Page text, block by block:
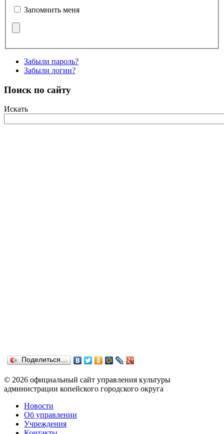
Запомнить меня
Забыли пароль?
Забыли логин?
Поиск по сайту
Искать
Поделиться…
© 2026 официальный сайт управления культуры
администрации копейского городского округа
Новости
Об управлении
Учреждения